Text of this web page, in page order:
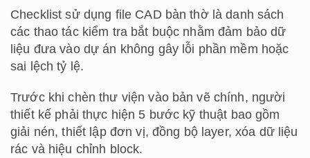
Checklist sử dụng file CAD bàn thờ là danh sách
các thao tác kiểm tra bắt buộc nhằm đảm bảo dữ
liệu đưa vào dự án không gây lỗi phần mềm hoặc
sai lệch tỷ lệ.
Trước khi chèn thư viện vào bản vẽ chính, người
thiết kế phải thực hiện 5 bước kỹ thuật bao gồm
giải nén, thiết lập đơn vị, đồng bộ layer, xóa dữ liệu
rác và hiệu chỉnh block.